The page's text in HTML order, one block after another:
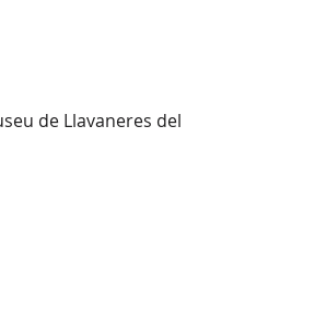
de Llavaneres del